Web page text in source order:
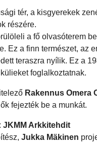
tér, a kisgyerekek
részére.
a fő olvasóterem
Ez a finn természet, az
teraszra nyílik. Ez a
foglalkoztatnak.
Rakennus Omera
fejezték be a munkát.
JKMM Arkkitehdit
Jukka Mäkinen